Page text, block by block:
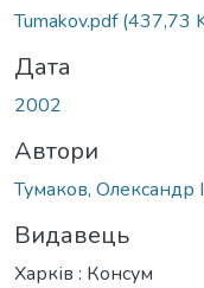
Tumakov.pdf(437,73
Дата
2002
Автори
Тумаков, Олександр
Видавець
Харків : Консум